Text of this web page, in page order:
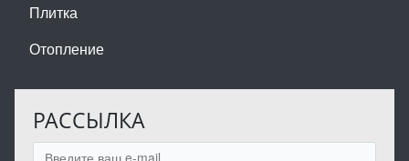
Плитка
Отопление
РАССЫЛКА